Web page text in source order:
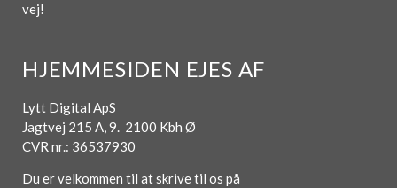
vej!
HJEMMESIDEN EJES AF
Lytt Digital ApS
Jagtvej 215 A, 9. 2100 Kbh Ø
CVR nr.: 36537930
Du er velkommen til at skrive til os på